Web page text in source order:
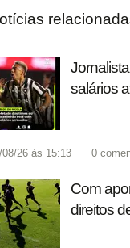
salários
08/26 às 15:13 0
Com
direitos